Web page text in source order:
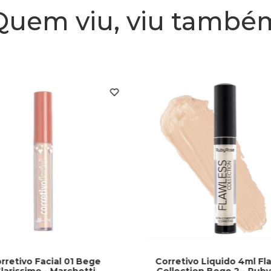
viu, viu
Facial 01 Bege
Corretivo Liquido 4ml